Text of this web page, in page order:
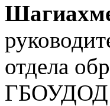
отдела
ГБОУДОД